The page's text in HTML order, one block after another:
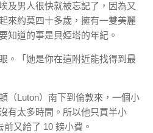
及男人很快就被忘記了，因為又
來約莫四十多歲，擁有一雙美麗
知道的事是貝婭塔的年紀。
。「她是你在這附近能找得到最
（Luton）南下到倫敦來，一個小
有太多時間。所以他只買半小
又給了 10 鎊小費。